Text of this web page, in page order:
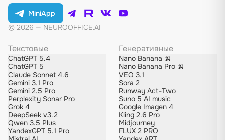
MiniApp
© 2026 — NEUROOFFICE.AI
Текстовые
ChatGPT 5.4
ChatGPT 5
Claude Sonnet 4.6
Gemini 3.1 Pro
Gemini 2.5 Pro
Perplexity Sonar Pro
Grok 4
DeepSeek v3.2
Qwen 3.5 Plus
YandexGPT 5.1 Pro
Генеративные
Nano Banana 🍌
Nano Banana Pro 🍌
VEO 3.1
Sora 2
Runway Act-Two
Suno 5 AI music
Google Imagen 4
Kling 2.6 Pro
Midjourney
FLUX 2 PRO